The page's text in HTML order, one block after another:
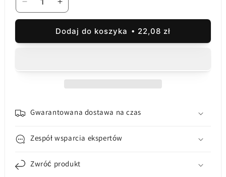
Zmniejsz
Nokia
A020073838H001
Zwiększ
dla
Klej
Nokia
Service
A020073838H001
Dodaj do koszyka 22,08 zł
Gwarantowana dostawa na czas
Zespół wsparcia ekspertów
Zwróć produkt